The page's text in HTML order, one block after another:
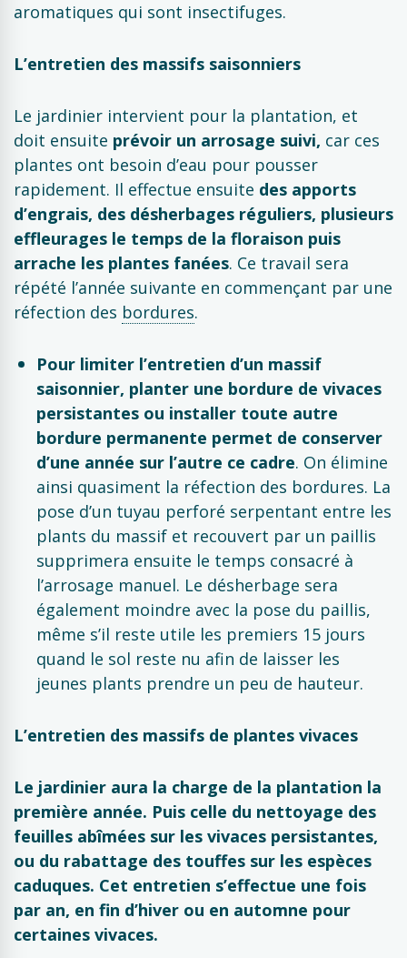
aromatiques qui sont insectifuges.
L’entretien des massifs saisonniers
Le jardinier intervient pour la plantation, et
doit ensuite prévoir un arrosage suivi, car ces
plantes ont besoin d’eau pour pousser
rapidement. Il effectue ensuite des apports
d’engrais, des désherbages réguliers, plusieurs
effleurages le temps de la floraison puis
arrache les plantes fanées. Ce travail sera
répété l’année suivante en commençant par une
réfection des bordures.
Pour limiter l’entretien d’un massif
saisonnier, planter une bordure de vivaces
persistantes ou installer toute autre
bordure permanente permet de conserver
d’une année sur l’autre ce cadre. On élimine
ainsi quasiment la réfection des bordures. La
pose d’un tuyau perforé serpentant entre les
plants du massif et recouvert par un paillis
supprimera ensuite le temps consacré à
l’arrosage manuel. Le désherbage sera
également moindre avec la pose du paillis,
même s’il reste utile les premiers 15 jours
quand le sol reste nu afin de laisser les
jeunes plants prendre un peu de hauteur.
L’entretien des massifs de plantes vivaces
Le jardinier aura la charge de la plantation la
première année. Puis celle du nettoyage des
feuilles abîmées sur les vivaces persistantes,
ou du rabattage des touffes sur les espèces
caduques. Cet entretien s’effectue une fois
par an, en fin d’hiver ou en automne pour
certaines vivaces.